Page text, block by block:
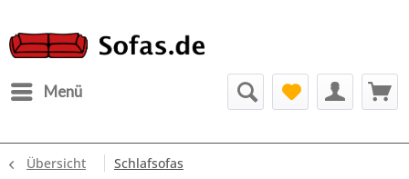
Menü
Übersicht Schlafsofas